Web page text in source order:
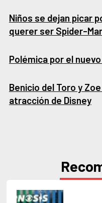
Niños se dejan picar
querer ser Spider-
Polémica por el
Benicio del Toro y
atracción de Disney